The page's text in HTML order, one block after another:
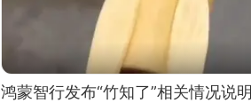
鸿蒙智行发布“竹知了”相关情况说明